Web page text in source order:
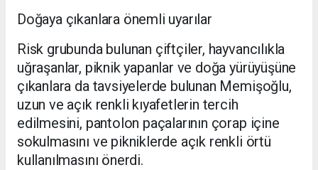
Doğaya çıkanlara önemli uyarılar
Risk grubunda bulunan çiftçiler, hayvancılıkla
uğraşanlar, piknik yapanlar ve doğa yürüyüşüne
çıkanlara da tavsiyelerde bulunan Memişoğlu,
uzun ve açık renkli kıyafetlerin tercih
edilmesini, pantolon paçalarının çorap içine
sokulmasını ve pikniklerde açık renkli örtü
kullanılmasını önerdi.